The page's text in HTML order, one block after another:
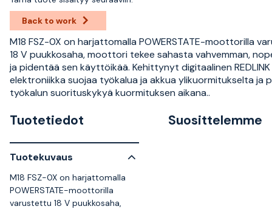
Back to work
M18 FSZ-0X on harjattomalla POWERSTATE-moottorilla
18 V puukkosaha, moottori tekee sahasta vahvemman,
ja pidentää sen käyttöikää. Kehittynyt digitaalinen REDLINK
elektroniikka suojaa työkalua ja akkua ylikuormitukselta ja
työkalun suorituskykyä kuormituksen aikana..
Tuotetiedot
Tuotekuvaus
M18 FSZ-0X on harjattomalla
POWERSTATE-moottorilla
varustettu 18 V puukkosaha,
Suosittelemme